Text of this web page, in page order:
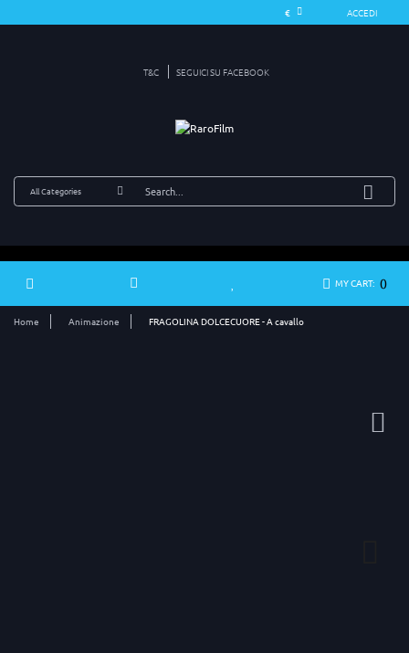
ACCEDI
T&C SEGUICI SU FACEBOOK
MY CART: 0
Home Animazione FRAGOLINA DOLCECUORE - A cavallo